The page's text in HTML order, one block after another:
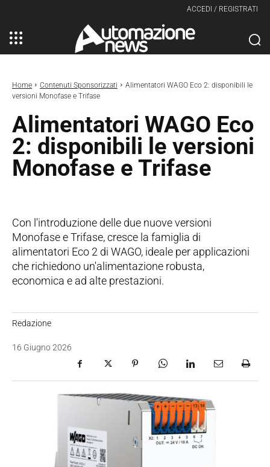
ACCEDI / REGISTRATI
Home Contenuti Sponsorizzati
Alimentatori WAGO Eco 2: disponibili le
versioni Monofase e Trifase
Alimentatori WAGO Eco
2: disponibili le versioni
Monofase e Trifase
Con l'introduzione delle due nuove versioni
Monofase e Trifase, cresce la famiglia di
alimentatori Eco 2 di WAGO, ideale per applicazioni
che richiedono un'alimentazione robusta,
economica e ad alte prestazioni.
Redazione
16 Giugno 2026